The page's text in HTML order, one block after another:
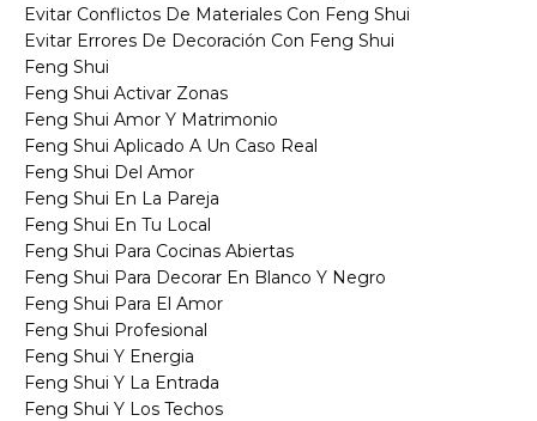
Evitar Conflictos De Materiales Con Feng Shui
Evitar Errores De Decoración Con Feng Shui
Feng Shui
Feng Shui Activar Zonas
Feng Shui Amor Y Matrimonio
Feng Shui Aplicado A Un Caso Real
Feng Shui Del Amor
Feng Shui En La Pareja
Feng Shui En Tu Local
Feng Shui Para Cocinas Abiertas
Feng Shui Para Decorar En Blanco Y Negro
Feng Shui Para El Amor
Feng Shui Profesional
Feng Shui Y Energia
Feng Shui Y La Entrada
Feng Shui Y Los Techos